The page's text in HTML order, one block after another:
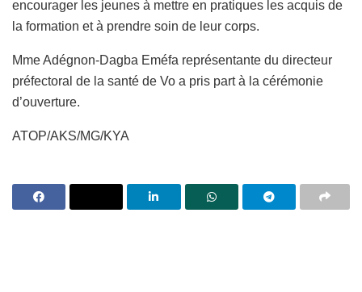
encourager les jeunes à mettre en pratiques les acquis de
la formation et à prendre soin de leur corps.
Mme Adégnon-Dagba Eméfa représentante du directeur
préfectoral de la santé de Vo a pris part à la cérémonie
d’ouverture.
ATOP/AKS/MG/KYA